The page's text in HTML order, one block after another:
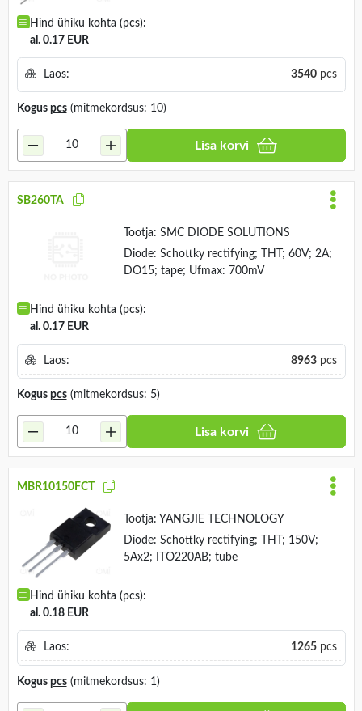
Hind ühiku kohta (pcs):
al. 0.17 EUR
Laos: 3540pcs
Kogus pcs(mitmekordsus: 10)
Lisa korvi
SB260TA
Tootja: SMC DIODE SOLUTIONS
Diode: Schottky rectifying; THT; 60V; 2A;
DO15; tape; Ufmax: 700mV
Hind ühiku kohta (pcs):
al. 0.17 EUR
Laos: 8963pcs
Kogus pcs(mitmekordsus: 5)
Lisa korvi
MBR10150FCT
Tootja: YANGJIE TECHNOLOGY
Diode: Schottky rectifying; THT; 150V;
5Ax2; ITO220AB; tube
Hind ühiku kohta (pcs):
al. 0.18 EUR
Laos: 1265pcs
Kogus pcs(mitmekordsus: 1)